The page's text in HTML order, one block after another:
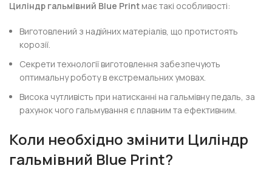
Циліндр гальмівний Blue Print має такі особливості:
Виготовлений з надійних матеріалів, що протистоять
корозії.
Секрети технології виготовлення забезпечують
оптимальну роботу в екстремальних умовах.
Висока чутливість при натисканні на гальмівну педаль, за
рахунок чого гальмування є плавним та ефективним.
Коли необхідно змінити Циліндр
гальмівний Blue Print?